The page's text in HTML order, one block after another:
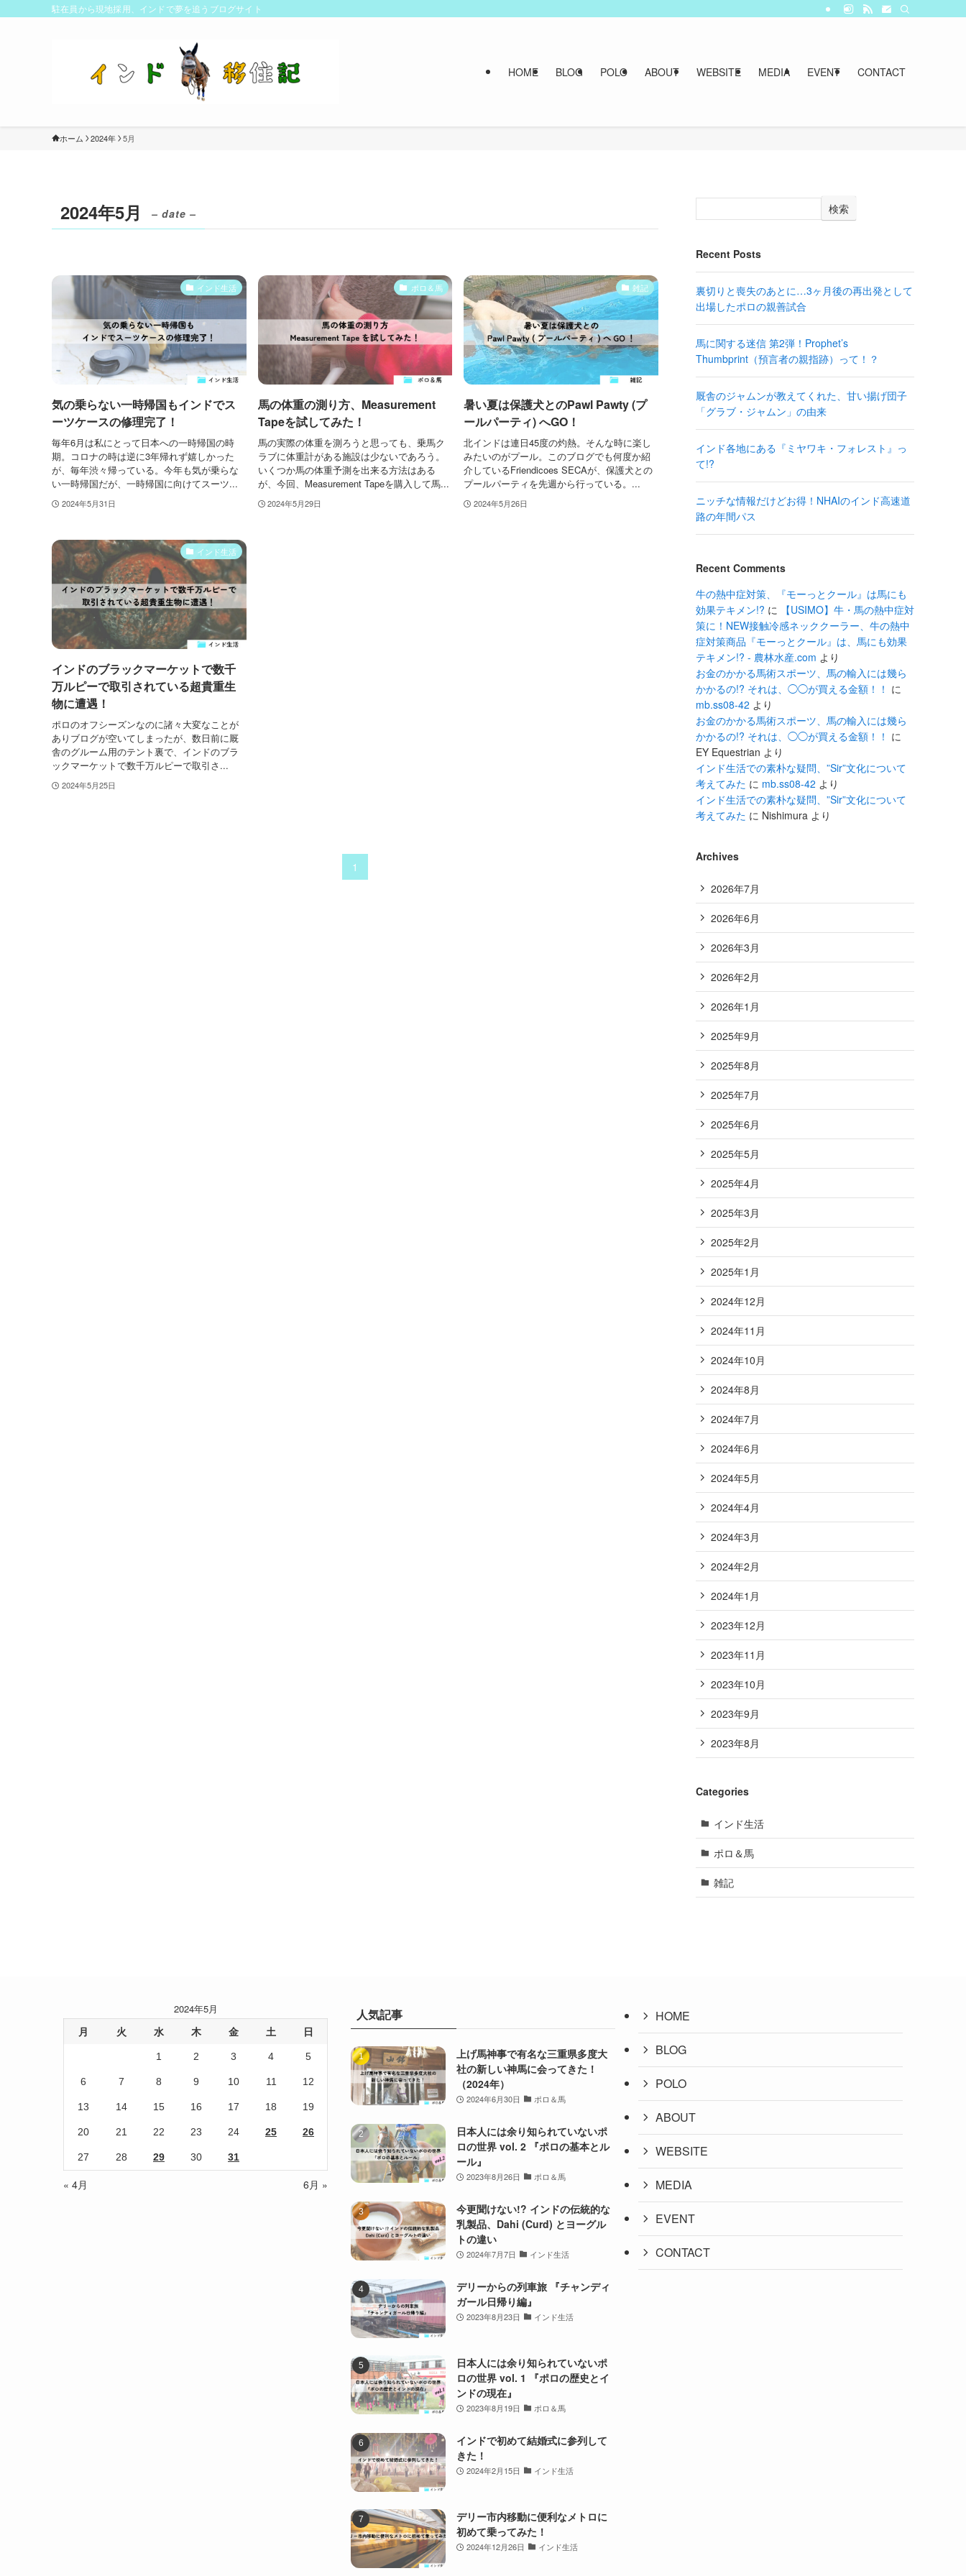
駐在員から現地採用、インドで夢を追うブログサイト
HOME BLOG POLO ABOUT WEBSITE MEDIA EVENT CONTACT
ホーム 2024年 5月
2024年5月 – date –
インド生活
気の乗らない一時帰国もインドでス
ーツケースの修理完了！
毎年6月は私にとって日本への一時帰国の時
期。コロナの時は逆に3年帰れず嬉しかった
が、毎年渋々帰っている。今年も気が乗らな
い一時帰国だが、一時帰国に向けてスーツ...
2024年5月31日
ポロ＆馬
馬の体重の測り方、Measurement
Tapeを試してみた！
馬の実際の体重を測ろうと思っても、乗馬ク
ラブに体重計がある施設は少ないであろう。
いくつか馬の体重予測を出来る方法はある
が、今回、Measurement Tapeを購入して馬...
2024年5月29日
雑記
暑い夏は保護犬とのPawl Pawty (プ
ールパーティ) へGO！
北インドは連日45度の灼熱。そんな時に楽し
みたいのがプール。このブログでも何度か紹
介しているFriendicoes SECAが、保護犬との
プールパーティを先週から行っている。...
2024年5月26日
インド生活
インドのブラックマーケットで数千
万ルピーで取引されている超貴重生
物に遭遇！
ポロのオフシーズンなのに諸々大変なことが
ありブログが空いてしまったが、数日前に厩
舎のグルーム用のテント裏で、インドのブラ
ックマーケットで数千万ルピーで取引さ...
2024年5月25日
1
検索
Recent Posts
裏切りと喪失のあとに…3ヶ月後の再出発として
出場したポロの親善試合
馬に関する迷信 第2弾！Prophet’s
Thumbprint（預言者の親指跡）って！？
厩舎のジャムンが教えてくれた、甘い揚げ団子
「グラブ・ジャムン」の由来
インド各地にある『ミヤワキ・フォレスト』っ
て!?
ニッチな情報だけどお得！NHAIのインド高速道
路の年間パス
Recent Comments
牛の熱中症対策、『モーっとクール』は馬にも
効果テキメン!? に
【USIMO】牛・馬の熱中症対
策に！NEW接触冷感ネッククーラー、牛の熱中
症対策商品『モーっとクール』は、馬にも効果
テキメン!? - 農林水産.com より
お金のかかる馬術スポーツ、馬の輸入には幾ら
かかるの!? それは、◯◯が買える金額！！ に
mb.ss08-42 より
お金のかかる馬術スポーツ、馬の輸入には幾ら
かかるの!? それは、◯◯が買える金額！！ に
EY Equestrian より
インド生活での素朴な疑問、”Sir”文化について
考えてみた に mb.ss08-42 より
インド生活での素朴な疑問、”Sir”文化について
考えてみた に Nishimura より
Archives
2026年7月
2026年6月
2026年3月
2026年2月
2026年1月
2025年9月
2025年8月
2025年7月
2025年6月
2025年5月
2025年4月
2025年3月
2025年2月
2025年1月
2024年12月
2024年11月
2024年10月
2024年8月
2024年7月
2024年6月
2024年5月
2024年4月
2024年3月
2024年2月
2024年1月
2023年12月
2023年11月
2023年10月
2023年9月
2023年8月
Categories
インド生活
ポロ＆馬
雑記
2024年5月
月 火 水 木 金 土 日
1 2 3 4 5
6 7 8 9 10 11 12
13 14 15 16 17 18 19
20 21 22 23 24 25 26
27 28 29 30 31
« 4月 6月 »
人気記事
上げ馬神事で有名な三重県多度大
社の新しい神馬に会ってきた！
（2024年）
2024年6月30日 ポロ＆馬
日本人には余り知られていないポ
ロの世界 vol. 2 『ポロの基本とル
ール』
2023年8月26日 ポロ＆馬
今更聞けない!? インドの伝統的な
乳製品、Dahi (Curd) とヨーグル
トの違い
2024年7月7日 インド生活
デリーからの列車旅 『チャンディ
ガール日帰り編』
2023年8月23日 インド生活
日本人には余り知られていないポ
ロの世界 vol. 1 『ポロの歴史とイ
ンドの現在』
2023年8月19日 ポロ＆馬
インドで初めて結婚式に参列して
きた！
2024年2月15日 インド生活
デリー市内移動に便利なメトロに
初めて乗ってみた！
2024年12月26日 インド生活
HOME
BLOG
POLO
ABOUT
WEBSITE
MEDIA
EVENT
CONTACT